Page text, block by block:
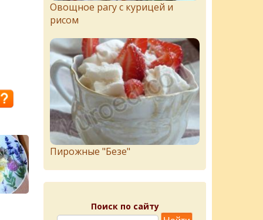
Овощное рагу с курицей и
рисом
Пирожныe "Бeзe"
Поиск по сайту